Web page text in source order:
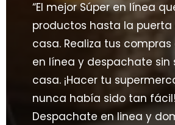
“El mejor Súper en línea
productos hasta la puerta
casa. Realiza tus compras
en línea y despachate sin
casa. ¡Hacer tu
nunca había sido tan fácil!
Despachate en linea y